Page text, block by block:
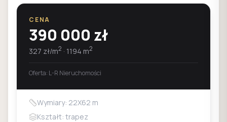
CENA
390 000 zł
327 zł/m2 · 1194 m2
Oferta: L-R Nieruchomości
Wymiary: 22X62 m
Kształt: trapez